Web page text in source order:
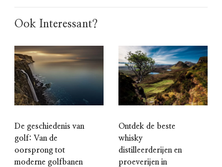
Ook Interessant?
De geschiedenis van
golf: Van de
oorsprong tot
moderne golfbanen
Ontdek de beste
whisky
distilleerderijen en
proeverijen in